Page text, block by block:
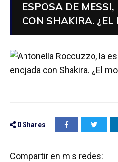
ESPOSA DE
CON SHAKIRA. ¿EL
0Shares
Compartir en mis redes: